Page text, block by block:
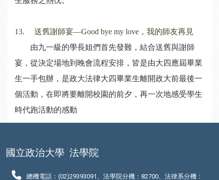
13. 送舊謝師宴—Good bye my love，我的師友再見
由九一級的學長姐們首先發難，結合送舊與謝師
宴，從決定場地到晚會流程安排，皆是由大四應屆畢業
生一手包辦，是政大法律大四畢業生離開政大前最後一
個活動，在即將要離開校園的前夕，再一次地感受學生
時代跑活動的感動
國立政治大學 法學院
總機電話：(02)29393091、法學院分機：82700、法律系分機：